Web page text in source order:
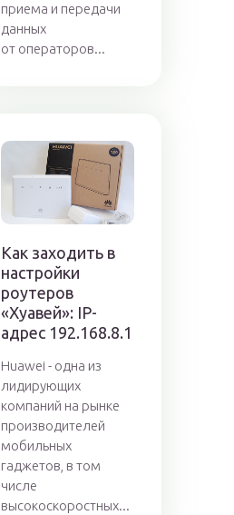
приема и передачи
данных
от операторов...
Как заходить в
настройки
роутеров
«Хуавей»: IP-
адрес 192.168.8.1
Huawei - одна из
лидирующих
компаний на рынке
производителей
мобильных
гаджетов, в том
числе
высокоскоростных...